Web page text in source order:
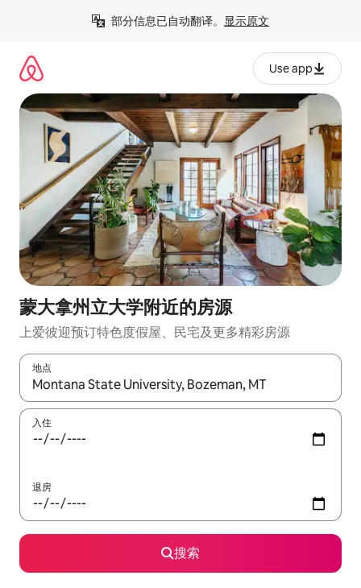
部分信息已自动翻译。 显示原文
Use app
蒙大拿州立大学附近的房源
上爱彼迎预订特色度假屋、民宅及更多精彩房源
地点
如有搜索结果，请使用上下方向键查看，或通过点击或滑动手势
入住
退房
搜索